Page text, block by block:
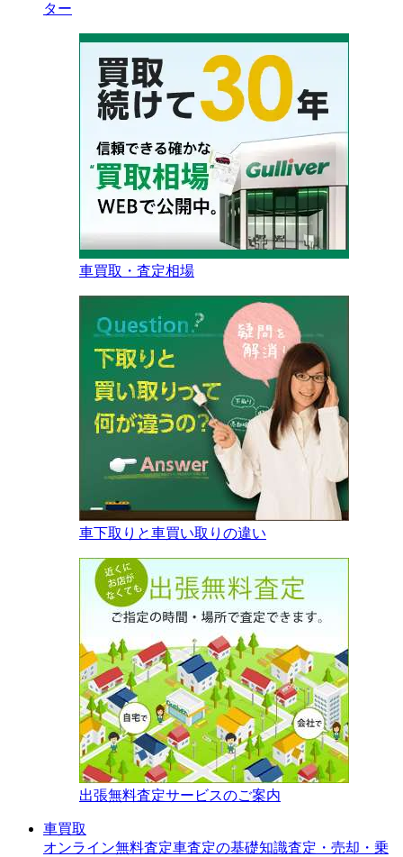
ター
車買取・査定相場
車下取りと車買い取りの違い
出張無料査定サービスのご案内
車買取
オンライン無料査定車査定の基礎知識査定・売却・乗